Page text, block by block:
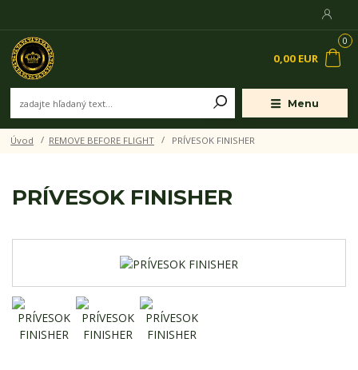
Menu
0
0,00 EUR
Úvod REMOVE BEFORE FLIGHT PRÍVESOK FINISHER
PRÍVESOK FINISHER